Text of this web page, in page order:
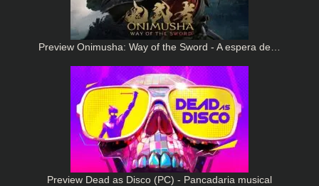
Preview Onimusha: Way of the Sword - A espera de…
Preview Dead as Disco (PC) - Pancadaria musical